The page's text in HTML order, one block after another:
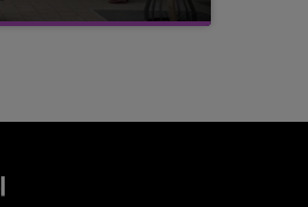
centre-ville